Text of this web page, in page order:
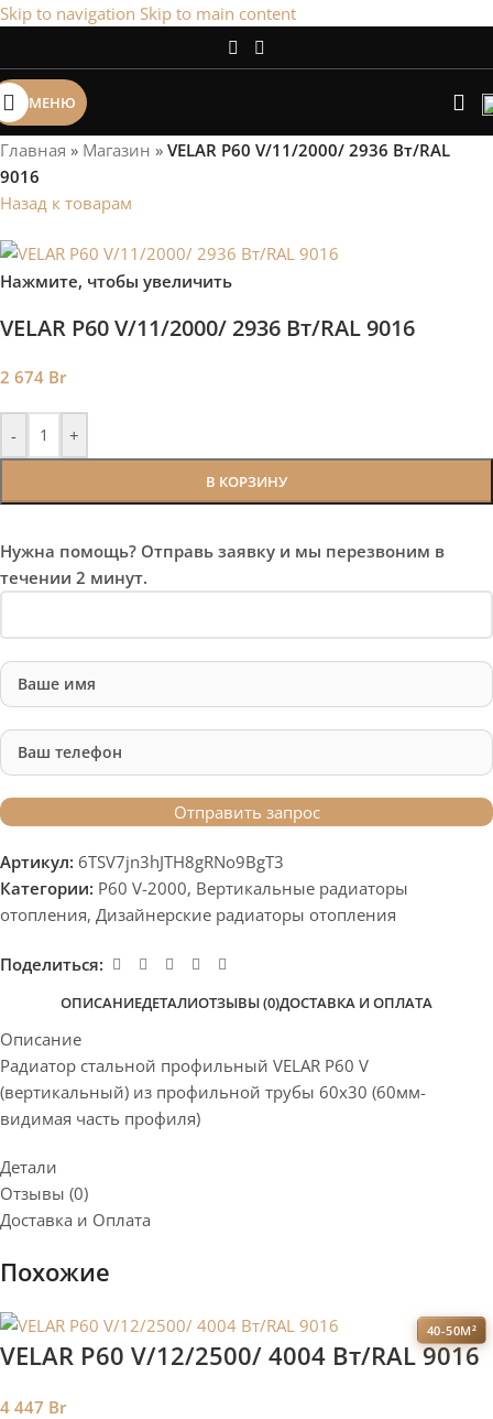
Skip to navigation Skip to main content
Сэкономим Ваше время на подбор
Рассчитаем мощность | Предложим от 3х вариантов | В
наличии и под заказ
Скидки от 5%
МЕНЮ
Главная » Магазин » VELAR P60 V/11/2000/ 2936 Bт/RAL
9016
Назад к товарам
Нажмите, чтобы увеличить
VELAR P60 V/11/2000/ 2936 Bт/RAL 9016
2 674 Br
- +
В КОРЗИНУ
Нужна помощь? Отправь заявку и мы перезвоним в
течении 2 минут.
Артикул: 6TSV7jn3hJTH8gRNo9BgT3
Категории: P60 V-2000, Вертикальные радиаторы
отопления, Дизайнерские радиаторы отопления
Поделиться:
ОПИСАНИЕДЕТАЛИОТЗЫВЫ (0)ДОСТАВКА И ОПЛАТА
Описание
Радиатор стальной профильный VELAR P60 V
(вертикальный) из профильной трубы 60х30 (60мм-
видимая часть профиля)
Детали
Отзывы (0)
Доставка и Оплата
Похожие
40-50М²
VELAR P60 V/12/2500/ 4004 Bт/RAL 9016
4 447 Br